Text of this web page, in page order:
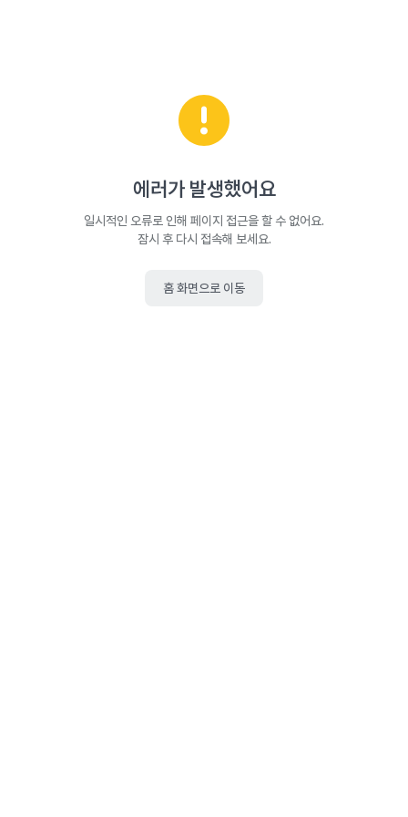
에러가 발생했어요
일시적인 오류로 인해 페이지 접근을 할 수 없어요.
잠시 후 다시 접속해 보세요.
홈 화면으로 이동